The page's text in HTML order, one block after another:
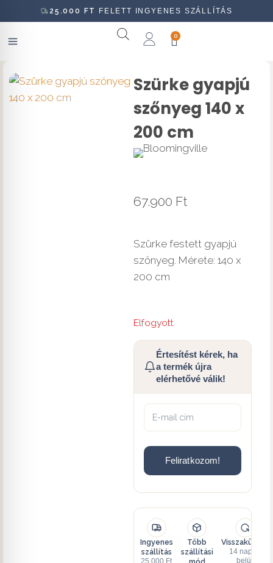
25.000 FT FELETT INGYENES SZÁLLÍTÁS
0
Szürke gyapjú
szőnyeg 140 x
200 cm
67.900 Ft
Szürke festett gyapjú
szőnyeg. Mérete: 140 x
200 cm
Elfogyott
Értesítést kérek, ha
a termék újra
elérhetővé válik!
Feliratkozom!
Ingyenes
szállítás
25 000 Ft
Több
szállítási
Visszaküldés
14 napon
belül